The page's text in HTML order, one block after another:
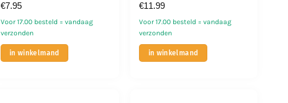
Voor 17.00 besteld = vandaag
verzonden
€7.95
in winkelmand
Voor 17.00 besteld = vandaag
verzonden
€11.99
in winkelmand